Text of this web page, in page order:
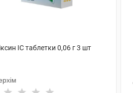
IC таблетки 0,06 г 3 шт